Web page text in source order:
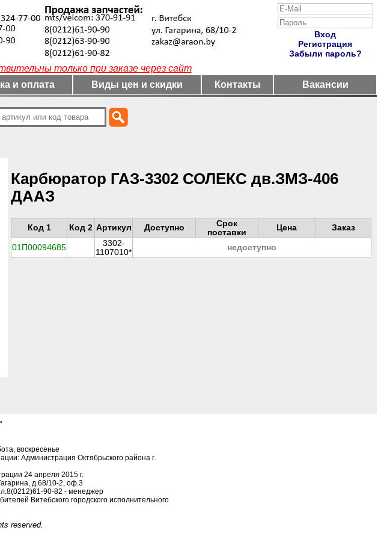
Вход
Регистрация
Забыли пароль?
только при заказе через сайт
и оплата Виды цен и скидки Контакты Вакансии
Карбюратор ГАЗ-3302 СОЛЕКС дв.ЗМЗ-406
ДААЗ
Код 1 Код 2 Артикул Доступно
Срок
поставки
Цена Заказ
01П00094685
3302-
1107010*
недоступно
воскресенье
Администрация Октябрьского района г.
24 апреля 2015 г.
д.68/10-2, оф.3
90-82 - менеджер
Витебского городского исполнительного
reserved.